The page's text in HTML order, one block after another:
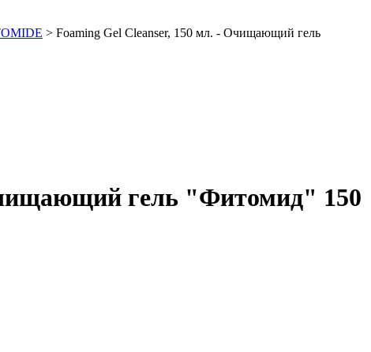
> Foaming Gel Cleanser, 150 мл. - Очищающий гель
гель "Фитомид" 150